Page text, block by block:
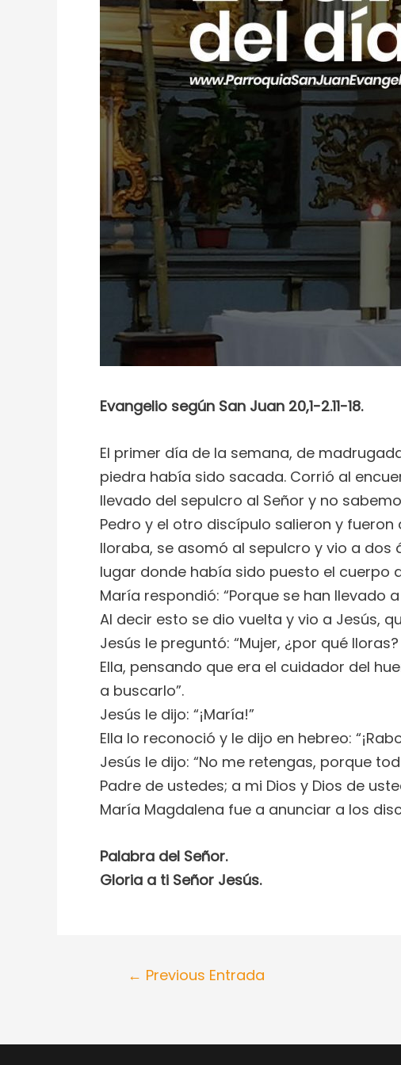
Evangelio según San Juan 20,1-2.11-18.
El primer día de la semana, de
piedra había sido sacada. Corrió al
llevado del sepulcro al Señor y no
Pedro y el otro discípulo salieron y
lloraba, se asomó al sepulcro y vio a
lugar donde había sido puesto el cuerpo
María respondió: “Porque se han llevado
Al decir esto se dio vuelta y vio a Jesús,
Jesús le preguntó: “Mujer, ¿por qué
Ella, pensando que era el cuidador del
a buscarlo”.
Jesús le dijo: “¡María!”
Ella lo reconoció y le dijo en hebreo:
Jesús le dijo: “No me retengas, porque
Padre de ustedes; a mi Dios y Dios de
María Magdalena fue a anunciar a los
Palabra del Señor.
Gloria a ti Señor Jesús.
← Previous Entrada